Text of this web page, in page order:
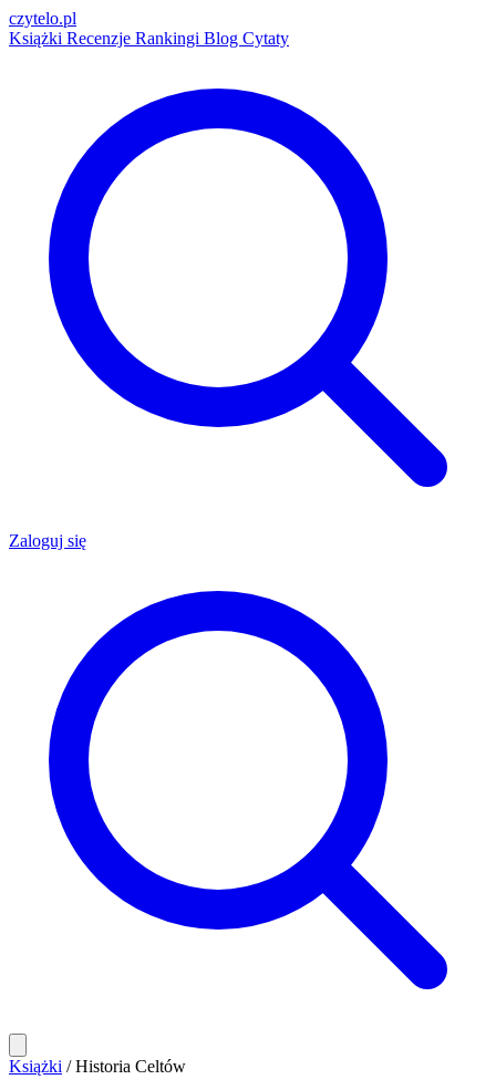
czytelo.pl
Książki Recenzje Rankingi Blog Cytaty
Zaloguj się
Książki / Historia Celtów